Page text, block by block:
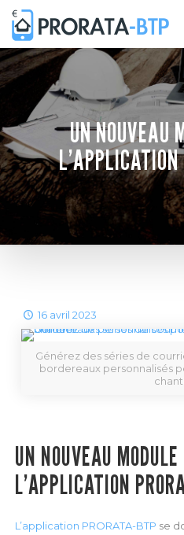
UN NOUVEAU
16 avril 2023
Générez des séries de
bordereaux personnalisés
UN NOUVEAU MODULE
L’APPLICATION
L’application PRORATA-BTP se